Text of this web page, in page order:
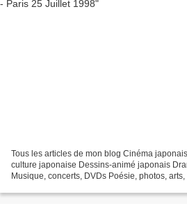
Tous les articles de mon blog Cinéma
culture japonaise Dessins-animé japonais
Musique, concerts, DVDs Poésie, photos,